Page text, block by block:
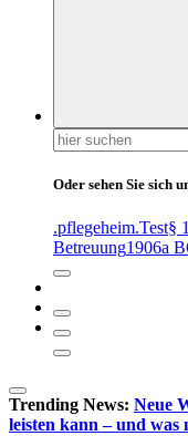
Suchen
nach:
Oder sehen Sie sich
.pflegeheim.Test§
Betreuung1906a
Trending News: Neue
leisten kann – und was